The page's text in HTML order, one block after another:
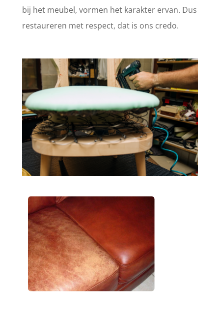
bij het meubel, vormen het karakter ervan. Dus
restaureren met respect, dat is ons credo.